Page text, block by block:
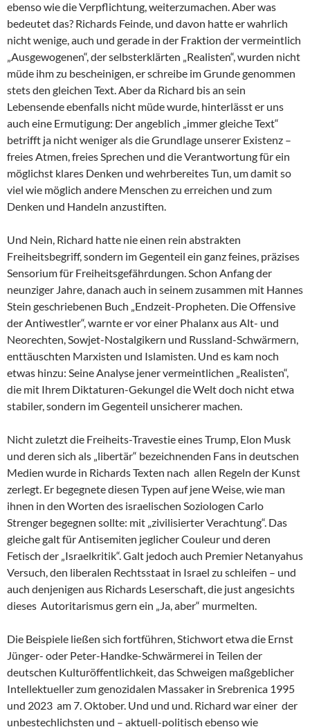
ebenso wie die Verpflichtung, weiterzumachen. Aber was
bedeutet das? Richards Feinde, und davon hatte er wahrlich
nicht wenige, auch und gerade in der Fraktion der vermeintlich
„Ausgewogenen“, der selbsterklärten „Realisten“, wurden nicht
müde ihm zu bescheinigen, er schreibe im Grunde genommen
stets den gleichen Text. Aber da Richard bis an sein
Lebensende ebenfalls nicht müde wurde, hinterlässt er uns
auch eine Ermutigung: Der angeblich „immer gleiche Text“
betrifft ja nicht weniger als die Grundlage unserer Existenz –
freies Atmen, freies Sprechen und die Verantwortung für ein
möglichst klares Denken und wehrbereites Tun, um damit so
viel wie möglich andere Menschen zu erreichen und zum
Denken und Handeln anzustiften.
Und Nein, Richard hatte nie einen rein abstrakten
Freiheitsbegriff, sondern im Gegenteil ein ganz feines, präzises
Sensorium für Freiheitsgefährdungen. Schon Anfang der
neunziger Jahre, danach auch in seinem zusammen mit Hannes
Stein geschriebenen Buch „Endzeit-Propheten. Die Offensive
der Antiwestler“, warnte er vor einer Phalanx aus Alt- und
Neorechten, Sowjet-Nostalgikern und Russland-Schwärmern,
enttäuschten Marxisten und Islamisten. Und es kam noch
etwas hinzu: Seine Analyse jener vermeintlichen „Realisten“,
die mit Ihrem Diktaturen-Gekungel die Welt doch nicht etwa
stabiler, sondern im Gegenteil unsicherer machen.
Nicht zuletzt die Freiheits-Travestie eines Trump, Elon Musk
und deren sich als „libertär“ bezeichnenden Fans in deutschen
Medien wurde in Richards Texten nach allen Regeln der Kunst
zerlegt. Er begegnete diesen Typen auf jene Weise, wie man
ihnen in den Worten des israelischen Soziologen Carlo
Strenger begegnen sollte: mit „zivilisierter Verachtung“. Das
gleiche galt für Antisemiten jeglicher Couleur und deren
Fetisch der „Israelkritik“. Galt jedoch auch Premier Netanyahus
Versuch, den liberalen Rechtsstaat in Israel zu schleifen – und
auch denjenigen aus Richards Leserschaft, die just angesichts
dieses Autoritarismus gern ein „Ja, aber“ murmelten.
Die Beispiele ließen sich fortführen, Stichwort etwa die Ernst
Jünger- oder Peter-Handke-Schwärmerei in Teilen der
deutschen Kulturöffentlichkeit, das Schweigen maßgeblicher
Intellektueller zum genozidalen Massaker in Srebrenica 1995
und 2023 am 7. Oktober. Und und und. Richard war einer der
unbestechlichsten und – aktuell-politisch ebenso wie